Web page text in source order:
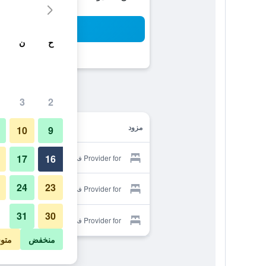
مزود
Provider for في في بالمز ريزيدنس
Provider for في في بالمز ريزيدنس
Provider for في في بالمز ريزيدنس
ح ن
2
3
9
10
16
17
23
24
30
31
منخفض